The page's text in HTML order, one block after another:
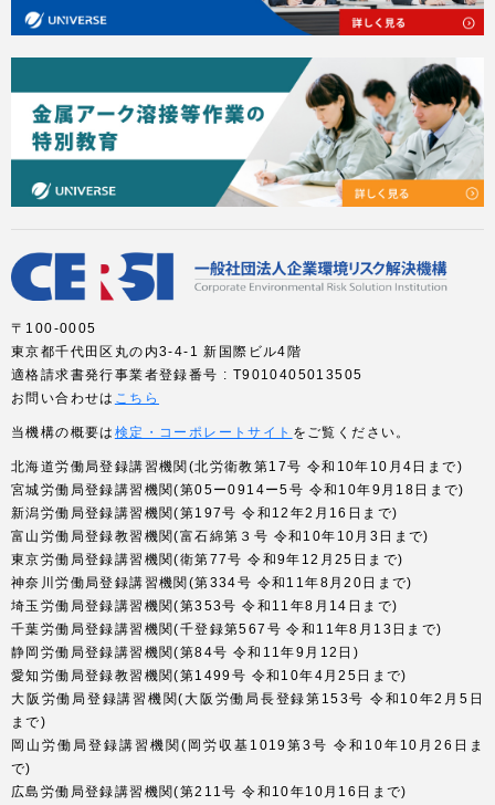
〒100-0005
東京都千代田区丸の内3-4-1 新国際ビル4階
適格請求書発行事業者登録番号 : T9010405013505
お問い合わせは こちら
当機構の概要は 検定・コーポレートサイト をご覧ください。
北海道労働局登録講習機関(北労衛教第17号 令和10年10月4日まで)
宮城労働局登録講習機関(第05ー0914ー5号 令和10年9月18日まで)
新潟労働局登録講習機関(第197号 令和12年2月16日まで)
富山労働局登録教習機関(富石綿第３号 令和10年10月3日まで)
東京労働局登録講習機関(衛第77号 令和9年12月25日まで)
神奈川労働局登録講習機関(第334号 令和11年8月20日まで)
埼玉労働局登録講習機関(第353号 令和11年8月14日まで)
千葉労働局登録講習機関(千登録第567号 令和11年8月13日まで)
静岡労働局登録講習機関(第84号 令和11年9月12日)
愛知労働局登録教習機関(第1499号 令和10年4月25日まで)
大阪労働局登録講習機関(大阪労働局長登録第153号 令和10年2月5日
まで)
岡山労働局登録講習機関(岡労収基1019第3号 令和10年10月26日ま
で)
広島労働局登録講習機関(第211号 令和10年10月16日まで)